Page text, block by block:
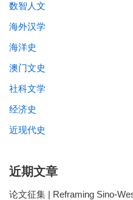
数智人文
海外汉学
海洋史
澳门文史
社科文学
经济史
近现代史
近期文章
论文征集 | Reframing Sino-